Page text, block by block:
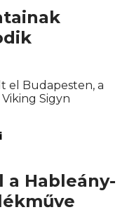
el Budapesten, a
Sigyn
Hableány-